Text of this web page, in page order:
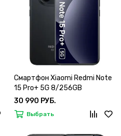
Смартфон Xiaomi Redmi Note
15 Pro+ 5G 8/256GB
30 990 РУБ.
Выбрать